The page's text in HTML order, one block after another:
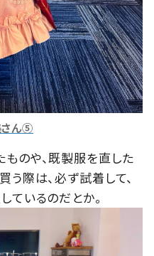
ん⑤
のや、既製服を直した
う際は、必ず試着して、
ているのだとか。